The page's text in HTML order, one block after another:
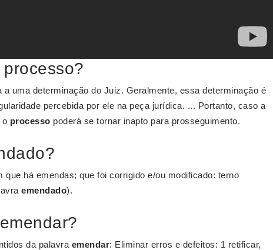
uma determinação do Juiz. Geralmente, essa determinação é
percebida por ele na peça jurídica. ... Portanto, caso a
o processo poderá se tornar inapto para prosseguimento.
que há emendas; que foi corrigido e/ou modificado: terno
emendado).
da palavra emendar: Eliminar erros e defeitos: 1 retificar,